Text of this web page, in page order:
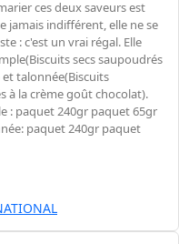
ces deux saveurs est
jamais indifférent, elle ne se
: c'est un vrai régal. Elle
secs saupoudrés
talonnée(Biscuits
à la crème goût chocolat).
: paquet 240gr paquet 65gr
paquet 240gr paquet